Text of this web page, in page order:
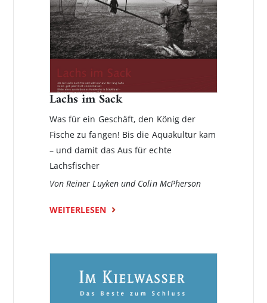
Lachs im Sack
Was für ein Geschäft, den König der
Fische zu fangen! Bis die Aquakultur kam
– und damit das Aus für echte
Lachsfischer
Von Reiner Luyken und Colin McPherson
WEITERLESEN